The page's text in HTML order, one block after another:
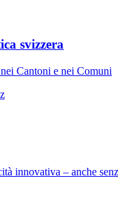
svizzera
Cantoni e nei Comuni
innovativa – anche